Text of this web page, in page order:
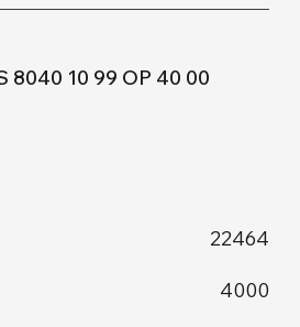
8040 10 99 OP 40 00
22464
4000